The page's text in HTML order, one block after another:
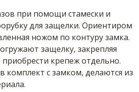
при помощи стамески и
для защелки. Ориентиром
ножом по контуру замка.
защелку, закрепляя
крепеж отдельно.
комплект с замком, делаются из